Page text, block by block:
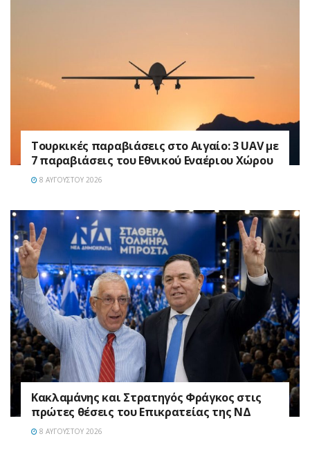
Τουρκικές παραβιάσεις στο Αιγαίο: 3 UAV με
7 παραβιάσεις του Εθνικού Εναέριου Χώρου
8 ΑΥΓΟΎΣΤΟΥ 2026
Κακλαμάνης και Στρατηγός Φράγκος στις
πρώτες θέσεις του Επικρατείας της ΝΔ
8 ΑΥΓΟΎΣΤΟΥ 2026